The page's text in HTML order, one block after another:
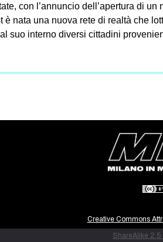
con l’annuncio dell’apertura di
è nata una nuova rete di realtà che
suo interno diversi cittadini
Creative Commons
ShareAlike 2.5